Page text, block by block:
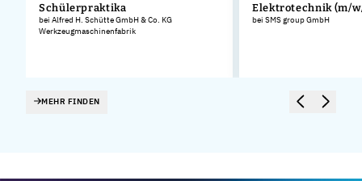
Schülerpraktika
bei Alfred H. Schütte GmbH & Co. KG
Werkzeugmaschinenfabrik
Elektrotechnik (m/
bei SMS group GmbH
MEHR FINDEN